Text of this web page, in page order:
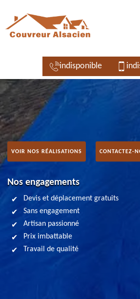
indisponible
VOIR NOS RÉALISATIONS CONTACTEZ-
Nos engagements
Devis et déplacement gratuits
Sans engagement
Artisan passionné
Prix imbattable
Travail de qualité